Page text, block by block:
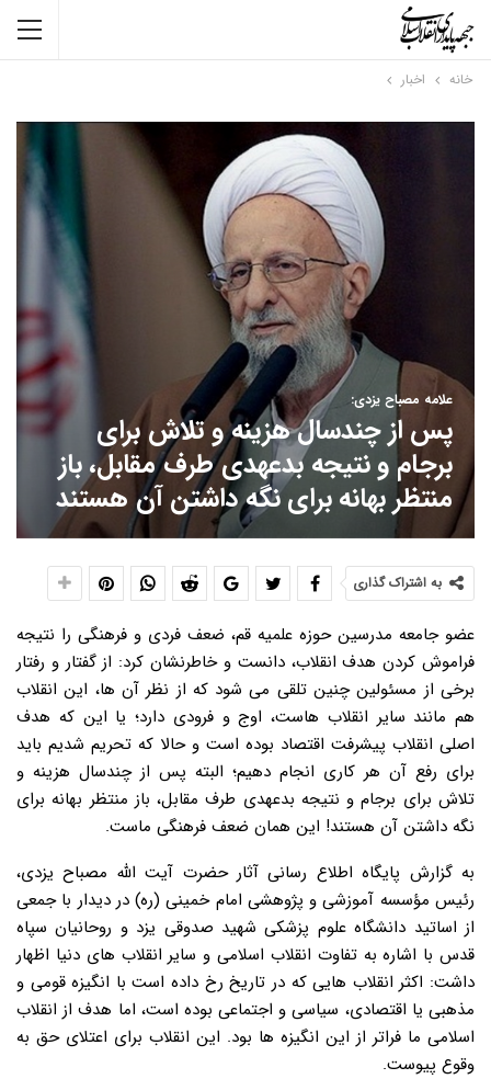
خانه اخبار
علامه مصباح یزدی:
پس از چندسال هزینه و تلاش برای
برجام و نتیجه بدعهدی طرف مقابل، باز
منتظر بهانه برای نگه داشتن آن هستند
به اشتراک گذاری
عضو جامعه مدرسین حوزه علمیه قم، ضعف فردی و فرهنگی را نتیجه
فراموش کردن هدف انقلاب، دانست و خاطرنشان کرد: از گفتار و رفتار
برخی از مسئولین چنین تلقی می شود که از نظر آن ها، این انقلاب
هم مانند سایر انقلاب هاست، اوج و فرودی دارد؛ یا این که هدف
اصلی انقلاب پیشرفت اقتصاد بوده است و حالا که تحریم شدیم باید
برای رفع آن هر کاری انجام دهیم؛ البته پس از چندسال هزینه و
تلاش برای برجام و نتیجه بدعهدی طرف مقابل، باز منتظر بهانه برای
نگه داشتن آن هستند! این همان ضعف فرهنگی ماست.
به گزارش پایگاه اطلاع رسانی آثار حضرت آیت الله مصباح یزدی،
رئیس مؤسسه آموزشی و پژوهشی امام خمینی (ره) در دیدار با جمعی
از اساتید دانشگاه علوم پزشکی شهید صدوقی یزد و روحانیان سپاه
قدس با اشاره به تفاوت انقلاب اسلامی و سایر انقلاب های دنیا اظهار
داشت: اکثر انقلاب هایی که در تاریخ رخ داده است با انگیزه قومی و
مذهبی یا اقتصادی، سیاسی و اجتماعی بوده است، اما هدف از انقلاب
اسلامی ما فراتر از این انگیزه ها بود. این انقلاب برای اعتلای حق به
وقوع پیوست.